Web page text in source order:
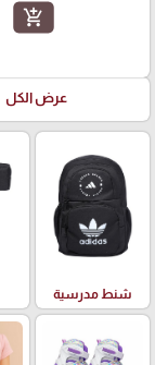
add_shopping_cart
عرض الكل
شنط مدرسية